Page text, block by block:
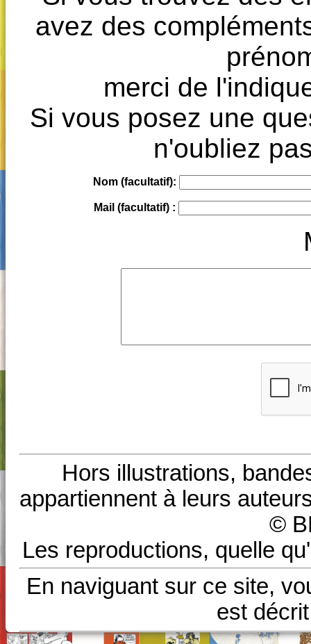
avez des
merci de
Si vous posez une
n'oubliez
Nom (facultatif):
Mail (facultatif) :
Hors illustrations,
appartiennent à leurs
©
Les reproductions, quelle
En naviguant sur ce site,
est